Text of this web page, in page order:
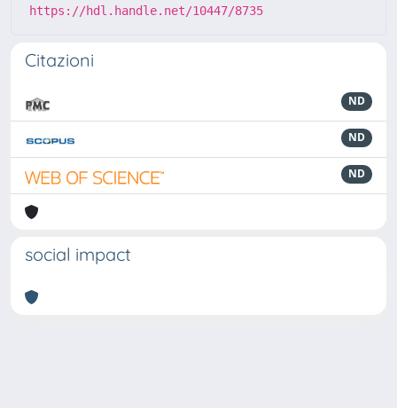
https://hdl.handle.net/10447/8735
Citazioni
ND
ND
ND
social impact